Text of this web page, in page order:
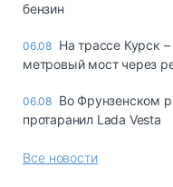
бензин
06.08 На трассе Курск
метровый мост через
06.08 Во Фрунзенском
протаранил Lada Vesta
Все новости